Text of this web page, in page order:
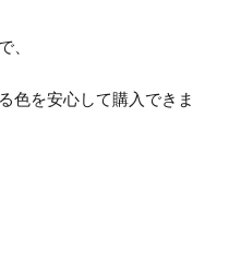
、
色を安心して購入できま